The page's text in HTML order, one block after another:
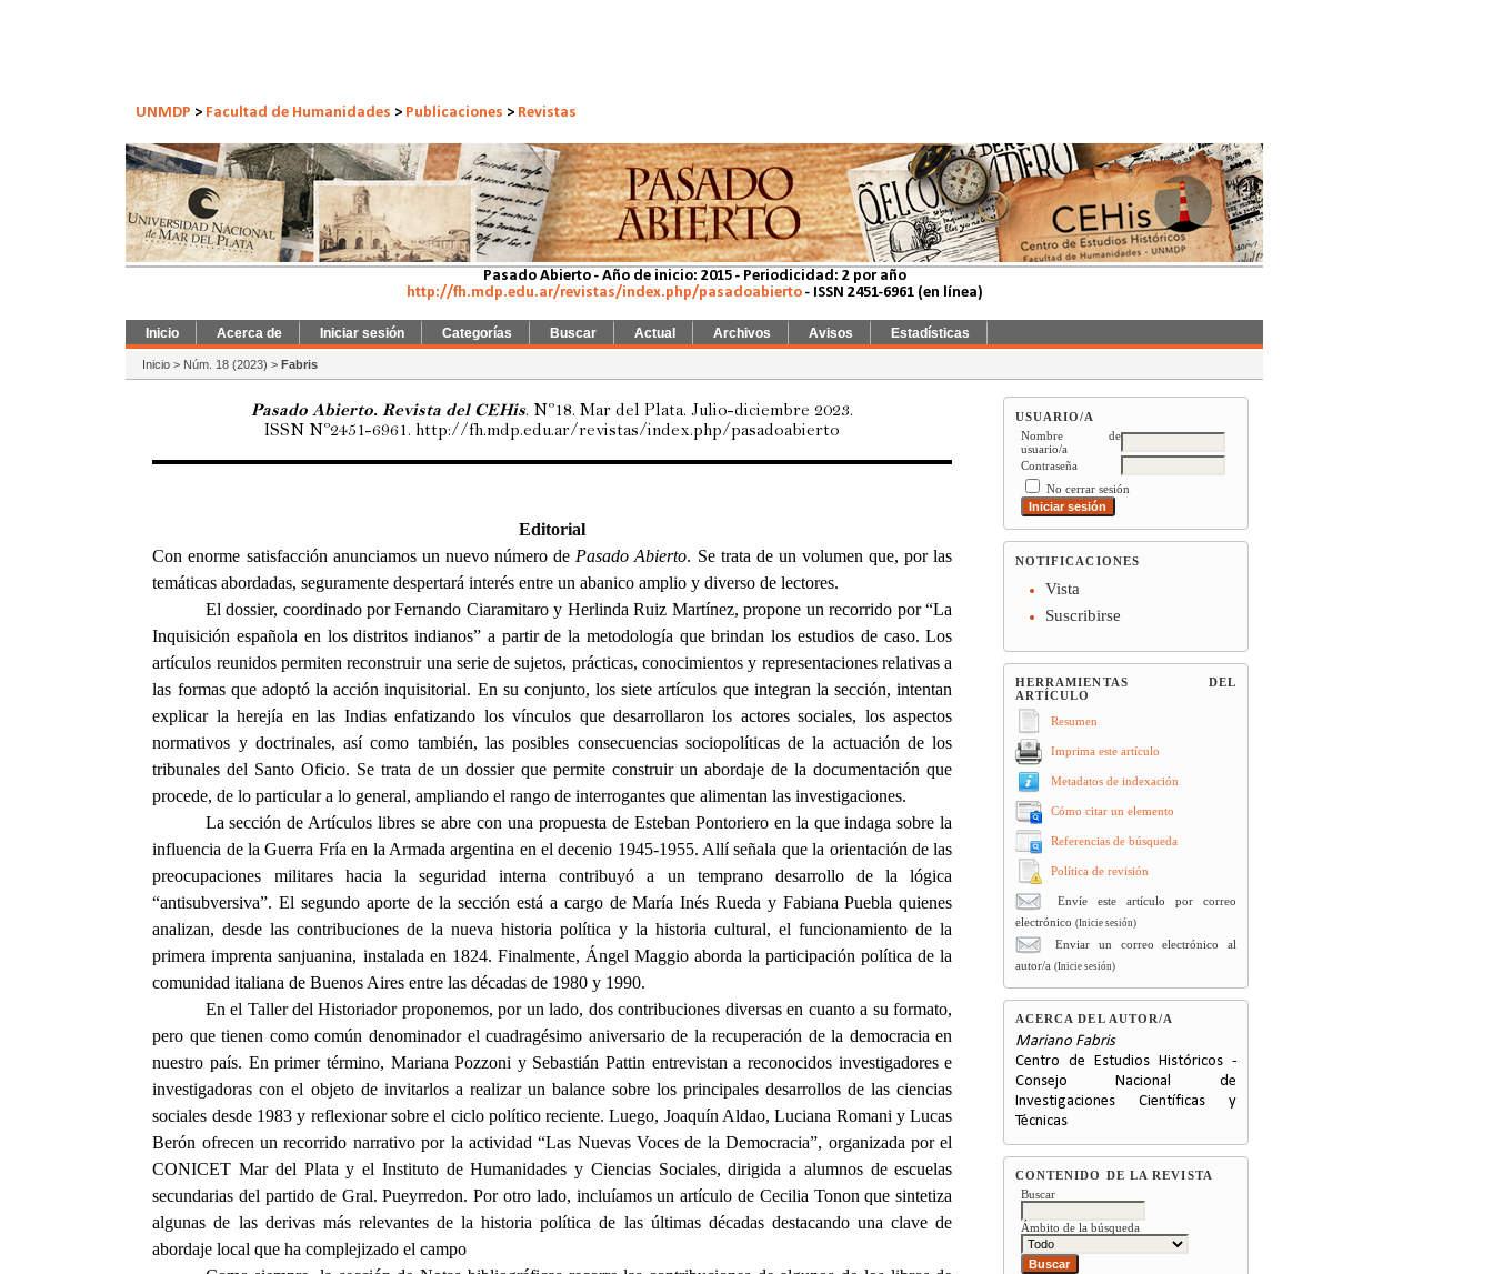
UNMDP > Facultad de Humanidades > Publicaciones > Revistas
Pasado Abierto - Año de inicio: 2015 - Periodicidad: 2 por año
http://fh.mdp.edu.ar/revistas/index.php/pasadoabierto - ISSN 2451-6961 (en línea)
USUARIO/A
Nombre de
usuario/a
Contraseña
No cerrar sesión
NOTIFICACIONES
Vista
Suscribirse
HERRAMIENTAS DEL
ARTÍCULO
Resumen
Imprima este artículo
Metadatos de indexación
Cómo citar un elemento
Referencias de búsqueda
Política de revisión
Envíe este artículo por correo
electrónico (Inicie sesión)
Enviar un correo electrónico al
autor/a (Inicie sesión)
ACERCA DEL AUTOR/A
Mariano Fabris
Centro de Estudios Históricos -
Consejo Nacional de
Investigaciones Científicas y
Técnicas
CONTENIDO DE LA REVISTA
Buscar
Ámbito de la búsqueda
Inicio Acerca de Iniciar sesión Categorías Buscar Actual Archivos Avisos Estadísticas
Inicio > Núm. 18 (2023) > Fabris
Pasado Abierto. Revista del CEHis. Nº18. Mar del Plata. Julio-diciembre 2023.
ISSN Nº2451-6961. http://fh.mdp.edu.ar/revistas/index.php/pasadoabierto
Editorial
Con enorme satisfacción anunciamos un nuevo número de Pasado Abierto. Se trata de un volumen que, por las
temáticas abordadas, seguramente despertará interés entre un abanico amplio y diverso de lectores.
El dossier, coordinado por Fernando Ciaramitaro y Herlinda Ruiz Martínez, propone un recorrido por “La
Inquisición española en los distritos indianos” a partir de la metodología que brindan los estudios de caso. Los
artículos reunidos permiten reconstruir una serie de sujetos, prácticas, conocimientos y representaciones relativas a
las formas que adoptó la acción inquisitorial. En su conjunto, los siete artículos que integran la sección, intentan
explicar la herejía en las Indias enfatizando los vínculos que desarrollaron los actores sociales, los aspectos
normativos y doctrinales, así como también, las posibles consecuencias sociopolíticas de la actuación de los
tribunales del Santo Oficio. Se trata de un dossier que permite construir un abordaje de la documentación que
procede, de lo particular a lo general, ampliando el rango de interrogantes que alimentan las investigaciones.
La sección de Artículos libres se abre con una propuesta de Esteban Pontoriero en la que indaga sobre la
influencia de la Guerra Fría en la Armada argentina en el decenio 1945-1955. Allí señala que la orientación de las
preocupaciones militares hacia la seguridad interna contribuyó a un temprano desarrollo de la lógica
“antisubversiva”. El segundo aporte de la sección está a cargo de María Inés Rueda y Fabiana Puebla quienes
analizan, desde las contribuciones de la nueva historia política y la historia cultural, el funcionamiento de la
primera imprenta sanjuanina, instalada en 1824. Finalmente, Ángel Maggio aborda la participación política de la
comunidad italiana de Buenos Aires entre las décadas de 1980 y 1990.
En el Taller del Historiador proponemos, por un lado, dos contribuciones diversas en cuanto a su formato,
pero que tienen como común denominador el cuadragésimo aniversario de la recuperación de la democracia en
nuestro país. En primer término, Mariana Pozzoni y Sebastián Pattin entrevistan a reconocidos investigadores e
investigadoras con el objeto de invitarlos a realizar un balance sobre los principales desarrollos de las ciencias
sociales desde 1983 y reflexionar sobre el ciclo político reciente. Luego, Joaquín Aldao, Luciana Romani y Lucas
Berón ofrecen un recorrido narrativo por la actividad “Las Nuevas Voces de la Democracia”, organizada por el
CONICET Mar del Plata y el Instituto de Humanidades y Ciencias Sociales, dirigida a alumnos de escuelas
secundarias del partido de Gral. Pueyrredon. Por otro lado, incluíamos un artículo de Cecilia Tonon que sintetiza
algunas de las derivas más relevantes de la historia política de las últimas décadas destacando una clave de
abordaje local que ha complejizado el campo